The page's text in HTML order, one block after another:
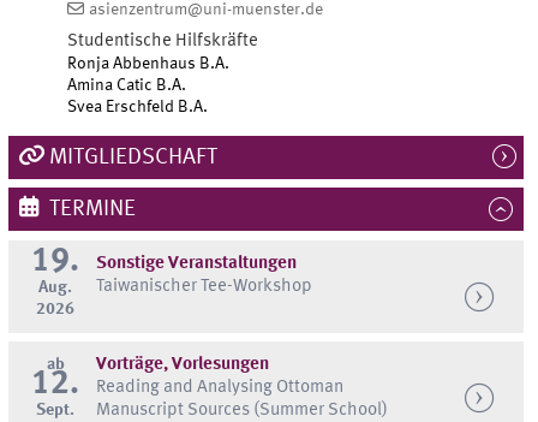
asienzentrum@uni-muenster.de
Studentische Hilfskräfte
Ronja Abbenhaus B.A.
Amina Catic B.A.
Svea Erschfeld B.A.
MITGLIEDSCHAFT
TERMINE
19.
Aug.
2026
Sonstige Veranstaltungen
Taiwanischer Tee-Workshop
ab
12.
Sept.
Vorträge, Vorlesungen
Reading and Analysing Ottoman
Manuscript Sources (Summer School)